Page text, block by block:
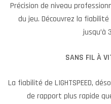
Précision de niveau
du jeu. Découvrez la
jusqu’à
SANS FIL À
La fiabilité de LIGHTSPEED,
de rapport plus rapide